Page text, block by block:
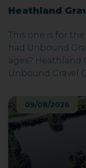
Heathland
This one is for
had Unbound
ages? Heathland
Unbound Gravel
trip, because 50
to be claimed
Just looking for a
Check out our
in
is ook geschikt
09/08/2026